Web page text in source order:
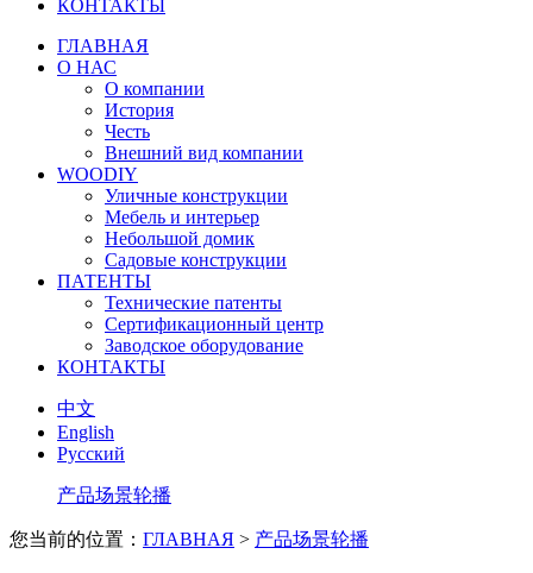
КОНТАКТЫ
ГЛАВНАЯ
О НАС
О компании
История
Честь
Внешний вид компании
WOODIY
Уличные конструкции
Мебель и интерьер
Небольшой домик
Садовые конструкции
ПАТЕНТЫ
Технические патенты
Сертификационный центр
Заводское оборудование
КОНТАКТЫ
中文
English
Русский
产品场景轮播
您当前的位置： ГЛАВНАЯ > 产品场景轮播